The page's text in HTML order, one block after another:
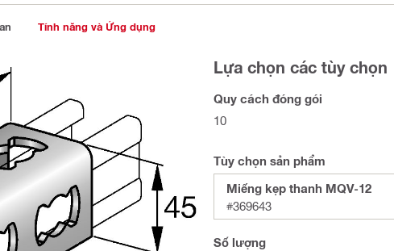
Tính năng và Ứng dụng
Lựa chọn các tùy chọn
Quy cách đóng gói
10
Tùy chọn sản phẩm
Miếng kẹp thanh MQV-12
#369643
Số lượng